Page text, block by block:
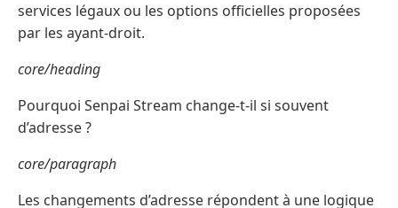
services légaux ou les options officielles proposées
par les ayant-droit.
core/heading
Pourquoi Senpai Stream change-t-il si souvent
d’adresse ?
core/paragraph
Les changements d’adresse répondent à une logique